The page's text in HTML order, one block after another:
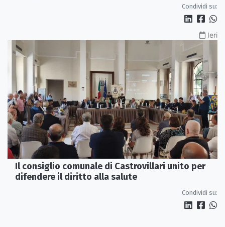
Condividi su:
Ieri
Il consiglio comunale di Castrovillari unito per
difendere il diritto alla salute
Condividi su: